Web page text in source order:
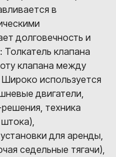
в
долговечность и
клапана
клапана между
используется
двигатели,
техника
для аренды,
седельные тягачи),